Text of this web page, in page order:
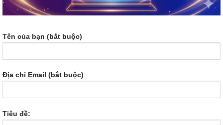
Tên của bạn (bắt buộc)
Địa chỉ Email (bắt buộc)
Tiêu đề: